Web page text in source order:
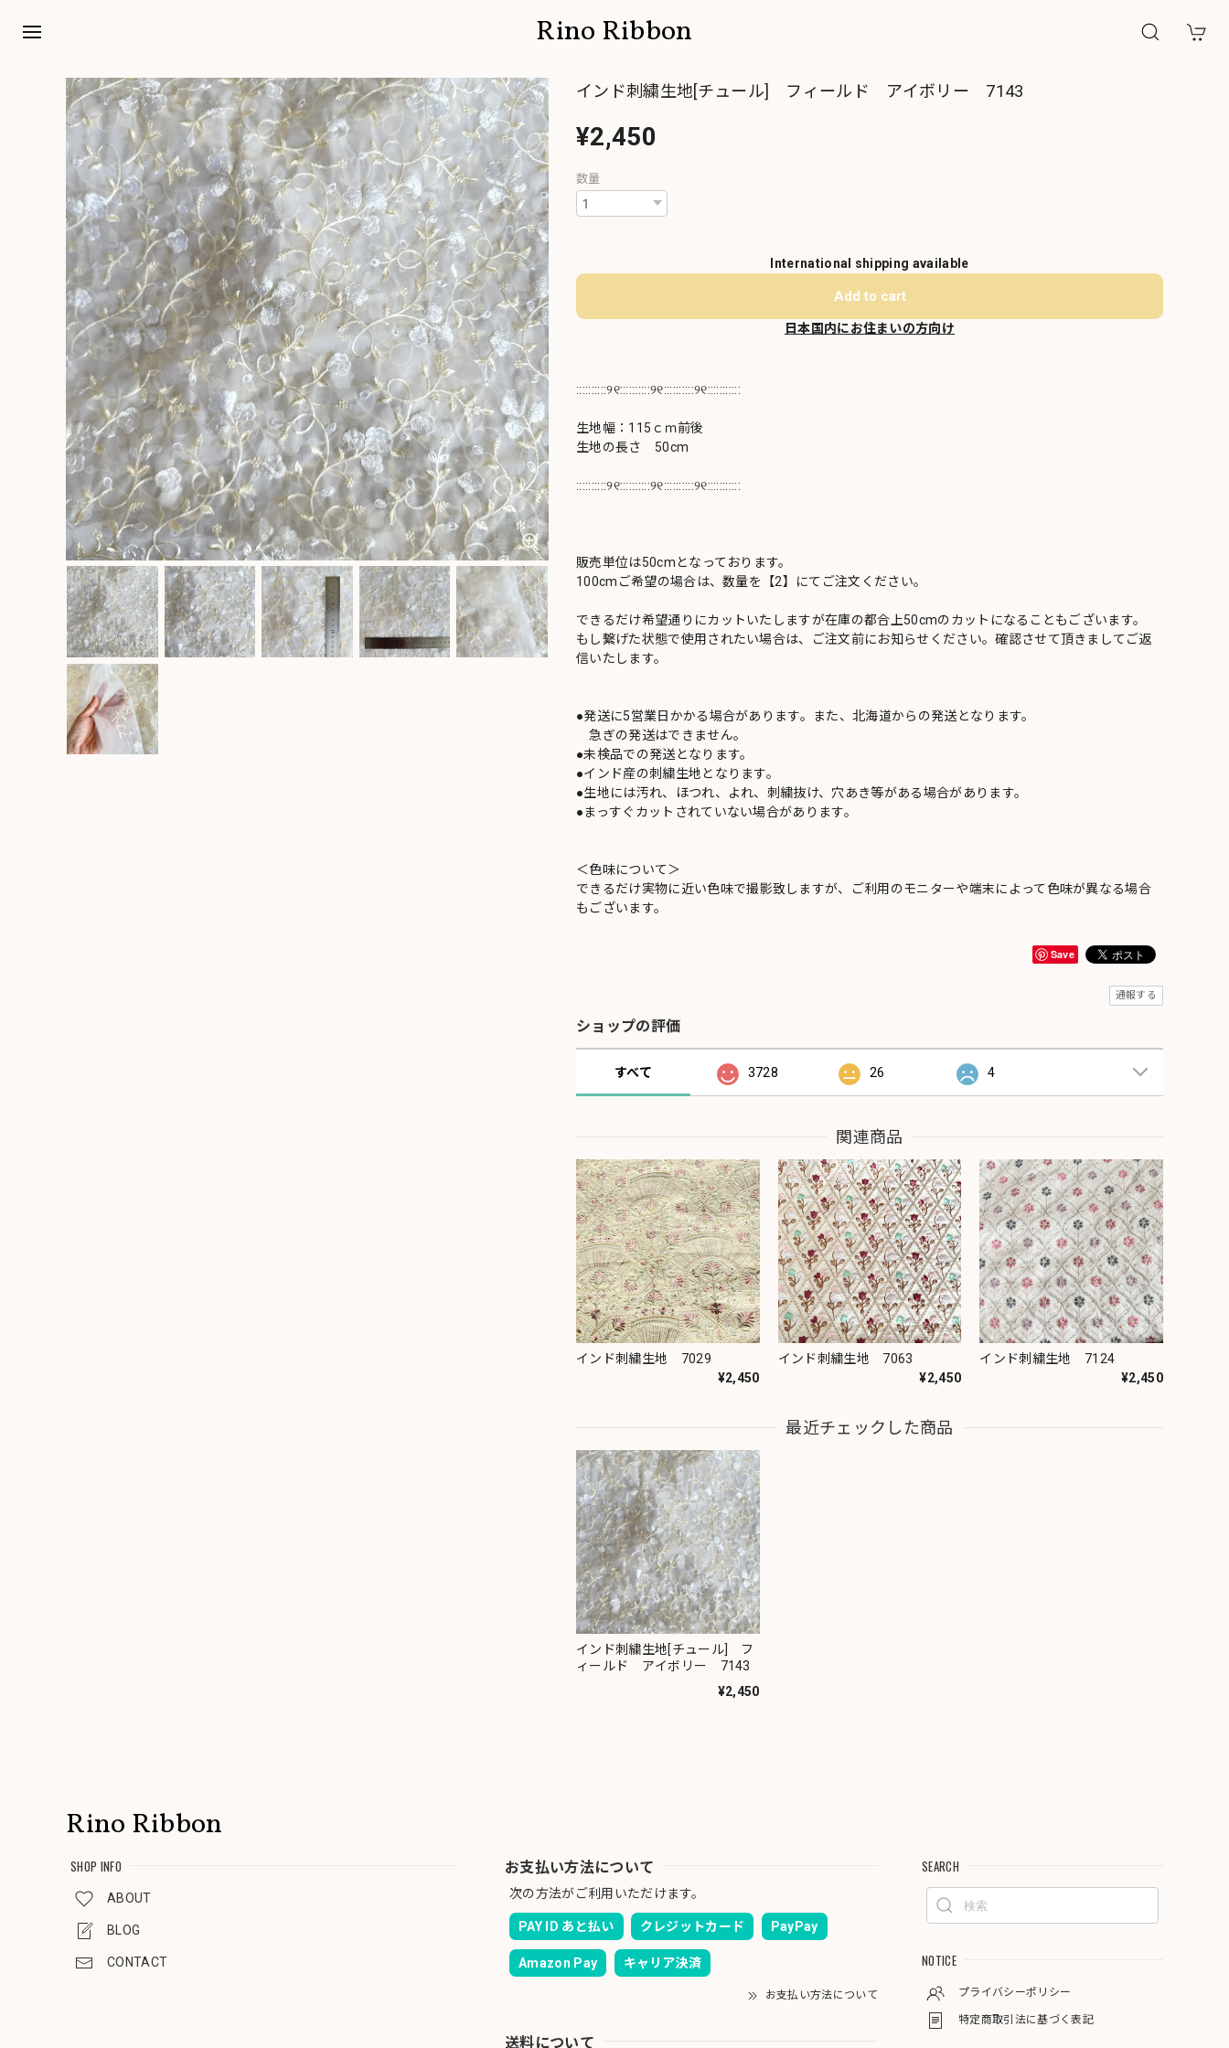
Rino Ribbon
インド刺繍生地[チュール] フィールド アイボリー 7143
¥2,450
数量
International shipping available
Add to cart
日本国内にお住まいの方向け
::::::::::୨୧::::::::::୨୧::::::::::୨୧:::::::::::
生地幅：115ｃｍ前後
生地の長さ 50cm
::::::::::୨୧::::::::::୨୧::::::::::୨୧:::::::::::
販売単位は50cmとなっております。
100cmご希望の場合は、数量を【2】にてご注文ください。
できるだけ希望通りにカットいたしますが在庫の都合上50cmのカットになることもございます。
もし繋げた状態で使用されたい場合は、ご注文前にお知らせください。確認させて頂きましてご返
信いたします。
●発送に5営業日かかる場合があります。また、北海道からの発送となります。
急ぎの発送はできません。
●未検品での発送となります。
●インド産の刺繍生地となります。
●生地には汚れ、ほつれ、よれ、刺繍抜け、穴あき等がある場合があります。
●まっすぐカットされていない場合があります。
＜色味について＞
できるだけ実物に近い色味で撮影致しますが、ご利用のモニターや端末によって色味が異なる場合
もございます。
Save
通報する
ショップの評価
すべて 3728 26 4
関連商品
インド刺繍生地 7029
¥2,450
インド刺繍生地 7063
¥2,450
インド刺繍生地 7124
¥2,450
最近チェックした商品
インド刺繍生地[チュール] フ
ィールド アイボリー 7143
¥2,450
Rino Ribbon
SHOP INFO
ABOUT
BLOG
CONTACT
お支払い方法について
次の方法がご利用いただけます。
PAY ID あと払い クレジットカード PayPay
Amazon Pay キャリア決済
お支払い方法について
送料について
SEARCH
NOTICE
プライバシーポリシー
特定商取引法に基づく表記